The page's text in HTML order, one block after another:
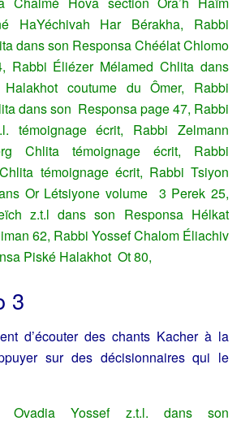
HaYéchivah Har Bérakha, Rabbi
dans son Responsa Chéélat Chlomo
Rabbi Éliézer Mélamed Chlita dans
coutume du Ômer, Rabbi
dans son Responsa page 47, Rabbi
témoignage écrit, Rabbi Zelmann
Chlita témoignage écrit, Rabbi
témoignage écrit, Rabbi Tsiyon
Or Létsiyone volume 3 Perek 25,
z.t.l dans son Responsa Hélkat
62, Rabbi Yossef Chalom Éliachiv
Piské Halakhot Ot 80,
3
d’écouter des chants Kacher à la
sur des décisionnaires qui le
Ovadia Yossef z.t.l. dans son